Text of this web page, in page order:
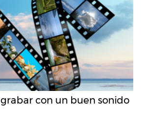
con un buen sonido